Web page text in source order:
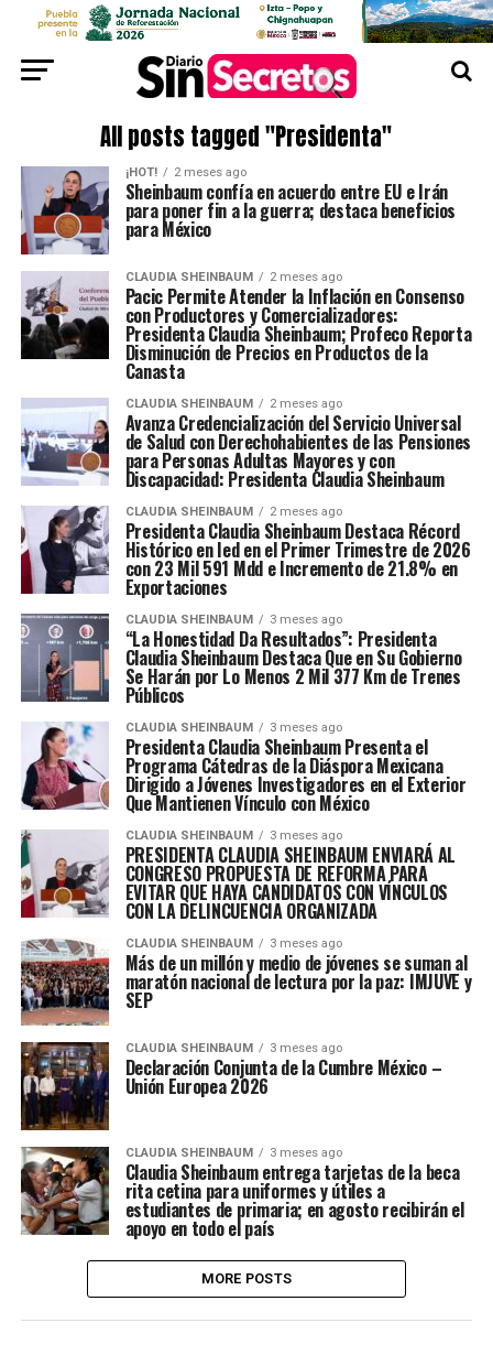
All posts tagged "Presidenta"
¡HOT! 2 meses ago
Sheinbaum confía en acuerdo entre EU e Irán
para poner fin a la guerra; destaca beneficios
para México
CLAUDIA SHEINBAUM 2 meses ago
Pacic Permite Atender la Inflación en Consenso
con Productores y Comercializadores:
Presidenta Claudia Sheinbaum; Profeco Reporta
Disminución de Precios en Productos de la
Canasta
CLAUDIA SHEINBAUM 2 meses ago
Avanza Credencialización del Servicio Universal
de Salud con Derechohabientes de las Pensiones
para Personas Adultas Mayores y con
Discapacidad: Presidenta Claudia Sheinbaum
CLAUDIA SHEINBAUM 2 meses ago
Presidenta Claudia Sheinbaum Destaca Récord
Histórico en Ied en el Primer Trimestre de 2026
con 23 Mil 591 Mdd e Incremento de 21.8% en
Exportaciones
CLAUDIA SHEINBAUM 3 meses ago
“La Honestidad Da Resultados”: Presidenta
Claudia Sheinbaum Destaca Que en Su Gobierno
Se Harán por Lo Menos 2 Mil 377 Km de Trenes
Públicos
CLAUDIA SHEINBAUM 3 meses ago
Presidenta Claudia Sheinbaum Presenta el
Programa Cátedras de la Diáspora Mexicana
Dirigido a Jóvenes Investigadores en el Exterior
Que Mantienen Vínculo con México
CLAUDIA SHEINBAUM 3 meses ago
PRESIDENTA CLAUDIA SHEINBAUM ENVIARÁ AL
CONGRESO PROPUESTA DE REFORMA PARA
EVITAR QUE HAYA CANDIDATOS CON VÍNCULOS
CON LA DELINCUENCIA ORGANIZADA
CLAUDIA SHEINBAUM 3 meses ago
Más de un millón y medio de jóvenes se suman al
maratón nacional de lectura por la paz: IMJUVE y
SEP
CLAUDIA SHEINBAUM 3 meses ago
Declaración Conjunta de la Cumbre México –
Unión Europea 2026
CLAUDIA SHEINBAUM 3 meses ago
Claudia Sheinbaum entrega tarjetas de la beca
rita cetina para uniformes y útiles a
estudiantes de primaria; en agosto recibirán el
apoyo en todo el país
MORE POSTS